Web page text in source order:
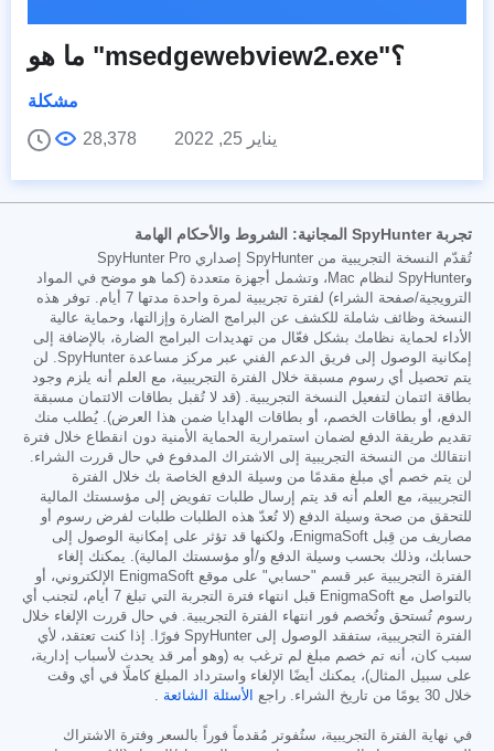
ما هو "msedgewebview2.exe"؟
مشكلة
يناير 25, 2022
28,378
تجربة SpyHunter المجانية: الشروط والأحكام الهامة
تُقدّم النسخة التجريبية من SpyHunter إصداري SpyHunter Pro
وSpyHunter لنظام Mac، وتشمل أجهزة متعددة (كما هو موضح في المواد
الترويجية/صفحة الشراء) لفترة تجريبية لمرة واحدة مدتها 7 أيام. توفر هذه
النسخة وظائف شاملة للكشف عن البرامج الضارة وإزالتها، وحماية عالية
الأداء لحماية نظامك بشكل فعّال من تهديدات البرامج الضارة، بالإضافة إلى
إمكانية الوصول إلى فريق الدعم الفني عبر مركز مساعدة SpyHunter. لن
يتم تحصيل أي رسوم مسبقة خلال الفترة التجريبية، مع العلم أنه يلزم وجود
بطاقة ائتمان لتفعيل النسخة التجريبية. (قد لا تُقبل بطاقات الائتمان مسبقة
الدفع، أو بطاقات الخصم، أو بطاقات الهدايا ضمن هذا العرض). يُطلب منك
تقديم طريقة الدفع لضمان استمرارية الحماية الأمنية دون انقطاع خلال فترة
انتقالك من النسخة التجريبية إلى الاشتراك المدفوع في حال قررت الشراء.
لن يتم خصم أي مبلغ مقدمًا من وسيلة الدفع الخاصة بك خلال الفترة
التجريبية، مع العلم أنه قد يتم إرسال طلبات تفويض إلى مؤسستك المالية
للتحقق من صحة وسيلة الدفع (لا تُعدّ هذه الطلبات طلبات لفرض رسوم أو
مصاريف من قِبل EnigmaSoft، ولكنها قد تؤثر على إمكانية الوصول إلى
حسابك، وذلك بحسب وسيلة الدفع و/أو مؤسستك المالية). يمكنك إلغاء
الفترة التجريبية عبر قسم "حسابي" على موقع EnigmaSoft الإلكتروني، أو
بالتواصل مع EnigmaSoft قبل انتهاء فترة التجربة التي تبلغ 7 أيام، لتجنب أي
رسوم تُستحق وتُخصم فور انتهاء الفترة التجريبية. في حال قررت الإلغاء خلال
الفترة التجريبية، ستفقد الوصول إلى SpyHunter فورًا. إذا كنت تعتقد، لأي
سبب كان، أنه تم خصم مبلغ لم ترغب به (وهو أمر قد يحدث لأسباب إدارية،
على سبيل المثال)، يمكنك أيضًا الإلغاء واسترداد المبلغ كاملًا في أي وقت
خلال 30 يومًا من تاريخ الشراء. راجع
الأسئلة الشائعة
في نهاية الفترة التجريبية، ستُفوتر مُقدماً فوراً بالسعر وفترة الاشتراك